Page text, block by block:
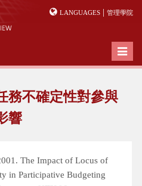
LANGUAGES | 管理學院
Toggle
務不確定性對參與
響
The Impact of Locus of
in Participative Budgeting